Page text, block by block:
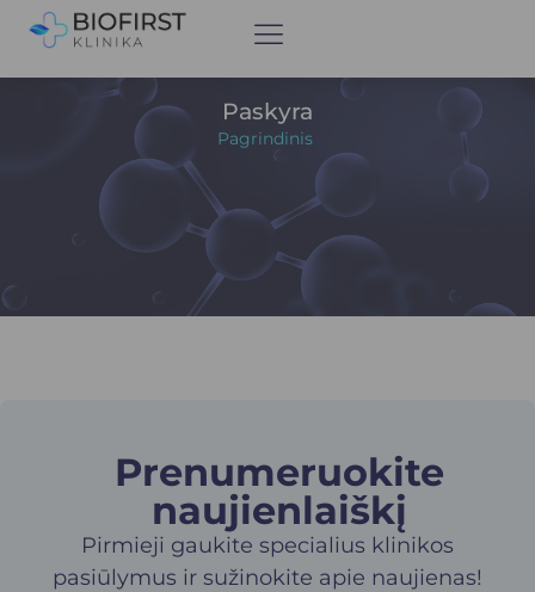
Paskyra
Pagrindinis
Prenumeruokite
naujienlaiškį​
Pirmieji gaukite specialius klinikos
pasiūlymus ir sužinokite apie naujienas!